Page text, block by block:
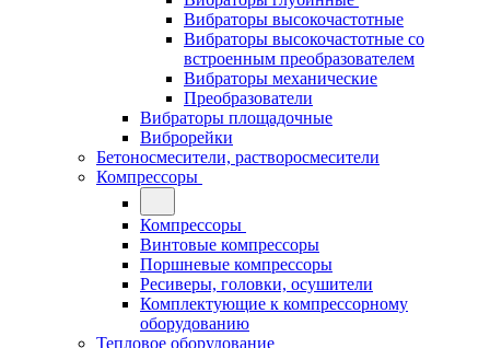
Вибраторы высокочастотные
Вибраторы высокочастотные со
встроенным преобразователем
Вибраторы механические
Преобразователи
Вибраторы площадочные
Виброрейки
Бетоносмесители, растворосмесители
Компрессоры
Компрессоры
Винтовые компрессоры
Поршневые компрессоры
Ресиверы, головки, осушители
Комплектующие к компрессорному
оборудованию
Тепловое оборудование